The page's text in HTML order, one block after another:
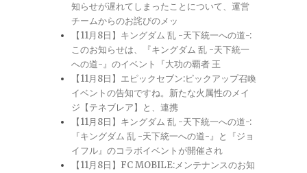
知らせが遅れてしまったことについて、運営
チームからのお詫びのメッ
【11月8日】キングダム 乱 -天下統一への道-:
このお知らせは、『キングダム 乱 -天下統一
への道-』のイベント『大功の覇者 王
【11月8日】エピックセブン:ピックアップ召喚
イベントの告知ですね。新たな火属性のメイ
ジ【テネブレア】と、連携
【11月8日】キングダム 乱 -天下統一への道-:
『キングダム 乱 -天下統一への道-』と『ジョ
イフル』のコラボイベントが開催され
【11月8日】FC MOBILE:メンテナンスのお知